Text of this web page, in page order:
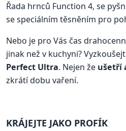
Řada hrnců Function 4, se
se speciálním těsněním pro
Nebo je pro Vás čas
jinak než v kuchyni?
Perfect Ultra. Nejen že ušetří
zkrátí dobu vaření.
KRÁJEJTE JAKO PROFÍK